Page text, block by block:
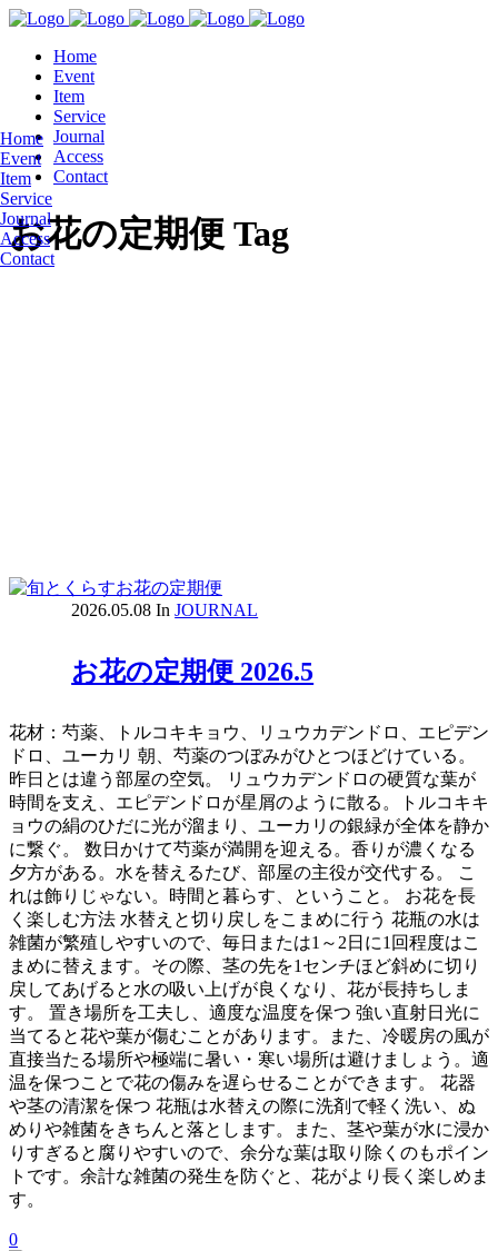
Home
Event
Item
Service
Journal
Access
Contact
Home
Event
Item
Service
Journal
Access
Contact
お花の定期便 Tag
2026.05.08 In JOURNAL
お花の定期便 2026.5
花材：芍薬、トルコキキョウ、リュウカデンドロ、エピデン
ドロ、ユーカリ 朝、芍薬のつぼみがひとつほどけている。
昨日とは違う部屋の空気。 リュウカデンドロの硬質な葉が
時間を支え、エピデンドロが星屑のように散る。トルコキキ
ョウの絹のひだに光が溜まり、ユーカリの銀緑が全体を静か
に繋ぐ。 数日かけて芍薬が満開を迎える。香りが濃くなる
夕方がある。水を替えるたび、部屋の主役が交代する。 こ
れは飾りじゃない。時間と暮らす、ということ。 お花を長
く楽しむ方法 水替えと切り戻しをこまめに行う 花瓶の水は
雑菌が繁殖しやすいので、毎日または1～2日に1回程度はこ
まめに替えます。その際、茎の先を1センチほど斜めに切り
戻してあげると水の吸い上げが良くなり、花が長持ちしま
す。 置き場所を工夫し、適度な温度を保つ 強い直射日光に
当てると花や葉が傷むことがあります。また、冷暖房の風が
直接当たる場所や極端に暑い・寒い場所は避けましょう。適
温を保つことで花の傷みを遅らせることができます。 花器
や茎の清潔を保つ 花瓶は水替えの際に洗剤で軽く洗い、ぬ
めりや雑菌をきちんと落とします。また、茎や葉が水に浸か
りすぎると腐りやすいので、余分な葉は取り除くのもポイン
トです。余計な雑菌の発生を防ぐと、花がより長く楽しめま
す。
0